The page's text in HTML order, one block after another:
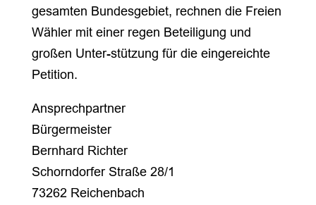
gesamten Bundesgebiet, rechnen die Freien
Wähler mit einer regen Beteiligung und
großen Unter-stützung für die eingereichte
Petition.
Ansprechpartner
Bürgermeister
Bernhard Richter
Schorndorfer Straße 28/1
73262 Reichenbach